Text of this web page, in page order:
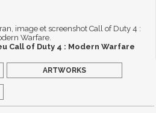
image et screenshot Call of Duty 4 :
Warfare.
Call of Duty 4 : Modern Warfare
ARTWORKS